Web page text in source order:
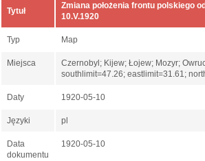
Tytuł
Zmiana położenia frontu polskiego
10.V.1920
Typ Map
Miejsca
Czernobyl; Kijew; Łojew; Mozyr;
southlimit=47.26; eastlimit=31.61;
Daty 1920-05-10
Języki pl
Data
dokumentu
1920-05-10